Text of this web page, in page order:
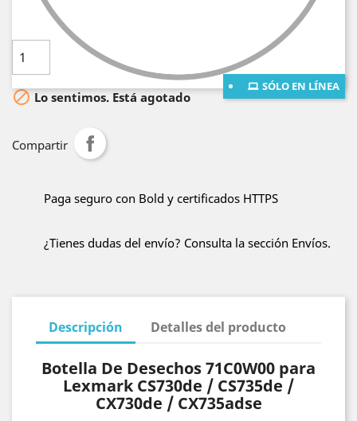
SÓLO EN LÍNEA
Cantidad
 AÑADE AL CARRITO
 Lo sentimos. Está agotado
Compartir
Paga seguro con Bold y certificados HTTPS
¿Tienes dudas del envío? Consulta la sección Envíos.
Descripción Detalles del producto
Botella De Desechos 71C0W00 para
Lexmark CS730de / CS735de /
CX730de / CX735adse